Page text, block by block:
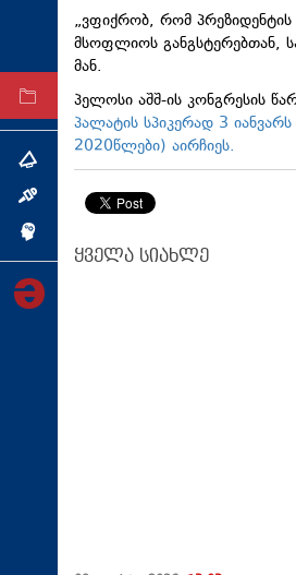
ტაბლოიდი
არქივი
ინტერვიუ
„ვფიქრობ, რომ
მსოფლიოს განგსტერებთან,
მან.
პელოსი აშშ-ის კონგრესის
პალატის სპიკერად 3
2020წლები) აირჩიეს.
ყველა სიახლე